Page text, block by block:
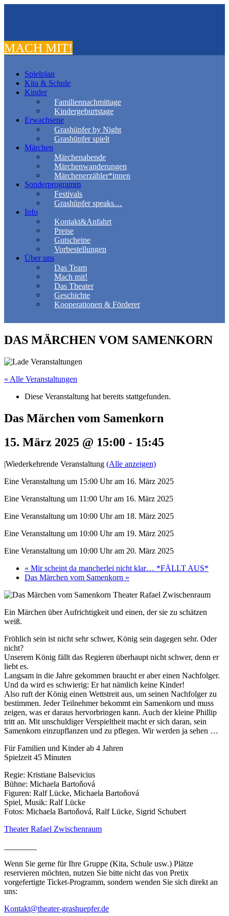
MACH MIT!
Spielplan
Kita & Schule
Kinder
Familiennachmittage
Kindergeburtstage
Erwachsene
Grashüpfer by Night
Grashüpfer spielt
Märchen
Märchenabende
Märchenwanderungen
Märchenerzähler*innen
Sonderprogramm
Festivals
Grashüpfer speaks…
Info
Kontakt&Anfahrt
Preise
Gutscheine
Vorbestellungen
Über uns
Das Team
Mach mit!
Das Theater
Geschichte
Kooperationen & Förderer
DAS MÄRCHEN VOM SAMENKORN
« Alle Veranstaltungen
Diese Veranstaltung hat bereits stattgefunden.
Das Märchen vom Samenkorn
15. März 2025 @ 15:00 - 15:45
|Wiederkehrende Veranstaltung (Alle anzeigen)
Eine Veranstaltung um 15:00 Uhr am 16. März 2025
Eine Veranstaltung um 11:00 Uhr am 16. März 2025
Eine Veranstaltung um 10:00 Uhr am 18. März 2025
Eine Veranstaltung um 10:00 Uhr am 19. März 2025
Eine Veranstaltung um 10:00 Uhr am 20. März 2025
« Mir scheint da mancherlei nicht klar… *FÄLLT AUS*
Das Märchen vom Samenkorn »
Ein Märchen über Aufrichtigkeit und einen, der sie zu schätzen
weiß.
Fröhlich sein ist nicht sehr schwer, König sein dagegen sehr. Oder
nicht?
Unserem König fällt das Regieren überhaupt nicht schwer, denn er
liebt es.
Langsam in die Jahre gekommen braucht er aber einen Nachfolger.
Und da wird es schwierig: Er hat nämlich keine Kinder!
Also ruft der König einen Wettstreit aus, um seinen Nachfolger zu
bestimmen. Jeder Teilnehmer bekommt ein Samenkorn und muss
zeigen, was er daraus hervorbringen kann. Auch der kleine Phillip
tritt an. Mit unschuldiger Verspieltheit macht er sich daran, sein
Samenkorn einzupflanzen und zu pflegen. Wir werden ja sehen …
Für Familien und Kinder ab 4 Jahren
Spielzeit 45 Minuten
Regie: Kristiane Balsevicius
Bühne: Michaela Bartoňová
Figuren: Ralf Lücke, Michaela Bartoňová
Spiel, Musik: Ralf Lücke
Fotos: Michaela Bartoňová, Ralf Lücke, Sigrid Schubert
Theater Rafael Zwischenraum
Wenn Sie gerne für Ihre Gruppe (Kita, Schule usw.) Plätze
reservieren möchten, nutzen Sie bitte nicht das von Pretix
vorgefertigte Ticket-Programm, sondern wenden Sie sich direkt an
uns:
Kontakt@theater-grashuepfer.de